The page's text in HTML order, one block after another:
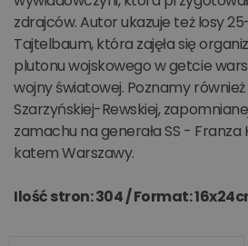
zdrajców. Autor ukazuje też losy
Tajtelbaum, która zajęła się
plutonu wojskowego w getcie
wojny światowej. Poznamy
Szarzyńskiej-Rewskiej,
zamachu na generała SS -
katem Warszawy.
Ilość stron: 304 /Format: